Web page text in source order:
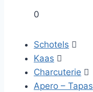
0
Schotels 
Kaas 
Charcuterie 
Apero – Tapas